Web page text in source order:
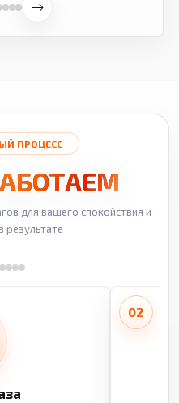
ПРОЦЕСС
для вашего спокойствия и
результате
02